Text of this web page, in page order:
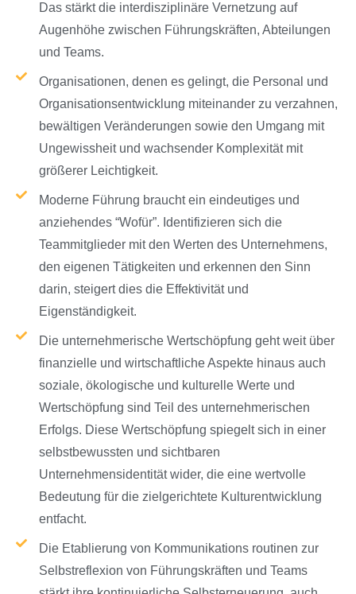
Das stärkt die interdisziplinäre Vernetzung auf
Augenhöhe zwischen Führungskräften, Abteilungen
und Teams.
Organisationen, denen es gelingt, die Personal und
Organisationsentwicklung miteinander zu verzahnen,
bewältigen Veränderungen sowie den Umgang mit
Ungewissheit und wachsender Komplexität mit
größerer Leichtigkeit.
Moderne Führung braucht ein eindeutiges und
anziehendes “Wofür”. Identifizieren sich die
Teammitglieder mit den Werten des Unternehmens,
den eigenen Tätigkeiten und erkennen den Sinn
darin, steigert dies die Effektivität und
Eigenständigkeit.
Die unternehmerische Wertschöpfung geht weit über
finanzielle und wirtschaftliche Aspekte hinaus auch
soziale, ökologische und kulturelle Werte und
Wertschöpfung sind Teil des unternehmerischen
Erfolgs. Diese Wertschöpfung spiegelt sich in einer
selbstbewussten und sichtbaren
Unternehmensidentität wider, die eine wertvolle
Bedeutung für die zielgerichtete Kulturentwicklung
entfacht.
Die Etablierung von Kommunikations routinen zur
Selbstreflexion von Führungskräften und Teams